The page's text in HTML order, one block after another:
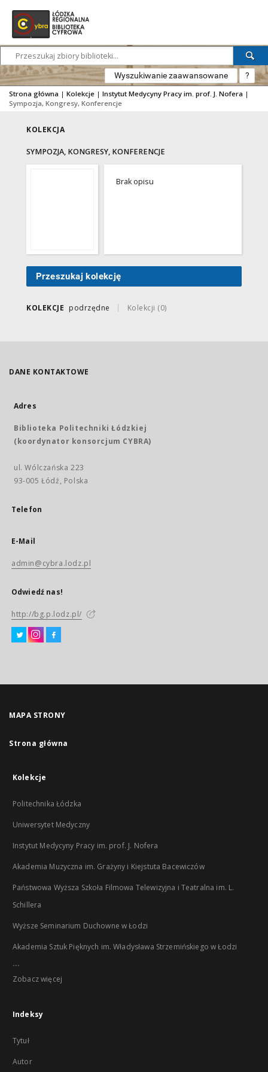
Wyszukiwanie zaawansowane ?
Strona główna | Kolekcje | Instytut Medycyny Pracy im. prof. J. Nofera |
Sympozja, Kongresy, Konferencje
KOLEKCJA
SYMPOZJA, KONGRESY, KONFERENCJE
Brak opisu
Przeszukaj kolekcję
KOLEKCJE podrzędne Kolekcji (0)
DANE KONTAKTOWE
Adres
Biblioteka Politechniki Łódzkiej
(koordynator konsorcjum CYBRA)
ul. Wólczańska 223
93-005 Łódź, Polska
Telefon
E-Mail
admin@cybra.lodz.pl
Odwiedź nas!
http://bg.p.lodz.pl/
MAPA STRONY
Strona główna
Kolekcje
Politechnika Łódzka
Uniwersytet Medyczny
Instytut Medycyny Pracy im. prof. J. Nofera
Akademia Muzyczna im. Grażyny i Kiejstuta Bacewiczów
Państwowa Wyższa Szkoła Filmowa Telewizyjna i Teatralna im. L.
Schillera
Wyższe Seminarium Duchowne w Łodzi
Akademia Sztuk Pięknych im. Władysława Strzemińskiego w Łodzi
...
Zobacz więcej
Indeksy
Tytuł
Autor